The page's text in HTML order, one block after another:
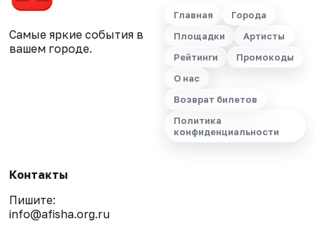
Самые яркие события в
вашем городе.
Главная
Города
Площадки
Артисты
Рейтинги
Промокоды
О нас
Возврат билетов
Политика
конфиденциальности
Контакты
Пишите:
info@afisha.org.ru